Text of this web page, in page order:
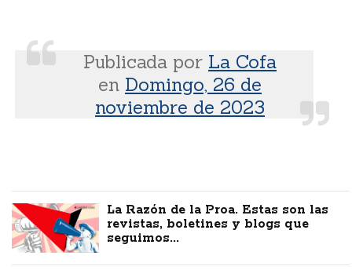
Publicada por La Cofa
en Domingo, 26 de
noviembre de 2023
La Razón de la Proa. Estas son las
revistas, boletines y blogs que
seguimos...